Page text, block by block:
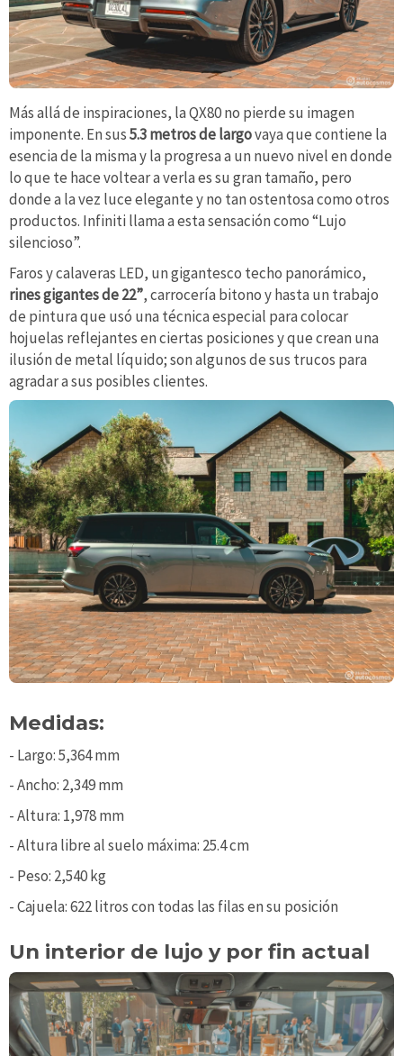
Más allá de inspiraciones, la QX80 no pierde su imagen
imponente. En sus5.3 metros de largovaya que contiene la
esencia de la misma y la progresa a un nuevo nivel en donde
lo que te hace voltear a verla es su gran tamaño, pero
donde a la vez luce elegante y no tan ostentosa como otros
productos. Infiniti llama a esta sensación como “Lujo
silencioso”.
Faros y calaveras LED, un gigantesco techo panorámico,
rines gigantes de 22”, carrocería bitono y hasta un trabajo
de pintura que usó una técnica especial para colocar
hojuelas reflejantes en ciertas posiciones y que crean una
ilusión de metal líquido; son algunos de sus trucos para
agradar a sus posibles clientes.
Medidas:
- Largo: 5,364 mm
- Ancho: 2,349 mm
- Altura: 1,978 mm
- Altura libre al suelo máxima: 25.4 cm
- Peso: 2,540 kg
- Cajuela: 622 litros con todas las filas en su posición
Un interior de lujo y por fin actual